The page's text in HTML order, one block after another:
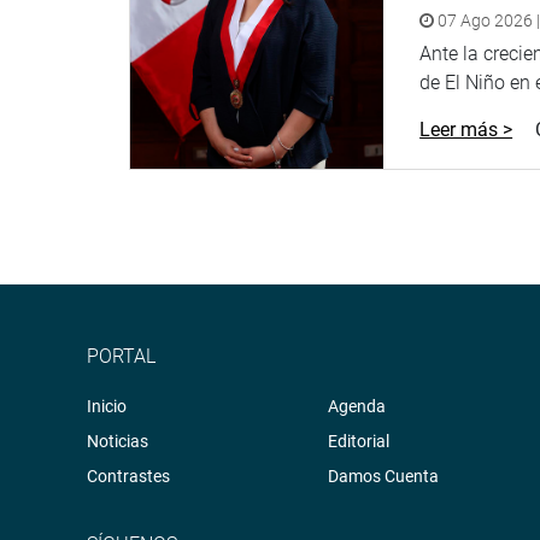
07 Ago 2026
Ante la
de El Niño en
Leer más >
PORTAL
Inicio
Noticias
Contrastes
Agenda
Editorial
Damos Cuenta